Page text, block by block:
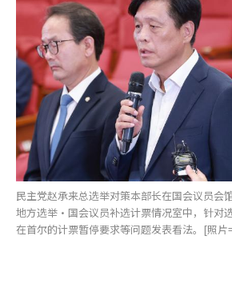
民主党赵承来总选举对策本部长在国会议员会
地方选举·国会议员补选计票情况室中，针对
在首尔的计票暂停要求等问题发表看法。[照片